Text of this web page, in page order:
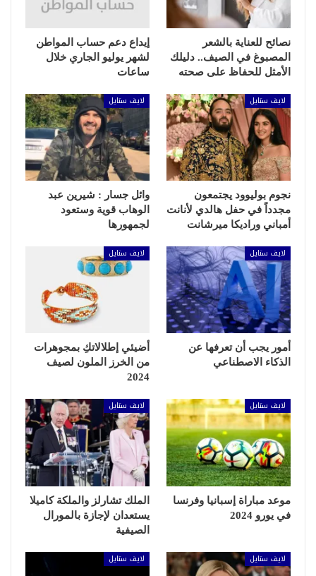
نصائح للعناية بالشعر
المصبوغ في الصيف.. دليلك
الأمثل للحفاظ على صحته
إيداع دعم حساب المواطن
لشهر يوليو الجاري خلال
ساعات
لايف ستايل
نجوم بوليوود يجتمعون
مجدداً في حفل هالدي لأنانت
أمباني وراديكا ميرشانت
لايف ستايل
وائل جسار : شيرين عبد
الوهاب قوية وستعود
لجمهورها
لايف ستايل
أمور يجب أن تعرفها عن
الذكاء الاصطناعي
لايف ستايل
أضيئي إطلالاتكِ بمجوهرات
من الخرز الملون لصيف
2024
لايف ستايل
موعد مباراة إسبانيا وفرنسا
في يورو 2024
لايف ستايل
الملك تشارلز والملكة كاميلا
يستعدان لإجازة بالمورال
الصيفية
لايف ستايل لايف ستايل